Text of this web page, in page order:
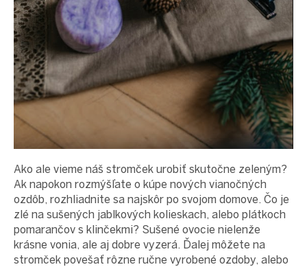
Ako ale vieme náš stromček urobiť skutočne zeleným?
Ak napokon rozmýšľate o kúpe nových vianočných
ozdôb, rozhliadnite sa najskôr po svojom domove. Čo je
zlé na sušených jablkových kolieskach, alebo plátkoch
pomarančov s klinčekmi? Sušené ovocie nielenže
krásne vonia, ale aj dobre vyzerá. Ďalej môžete na
stromček povešať rôzne ručne vyrobené ozdoby, alebo